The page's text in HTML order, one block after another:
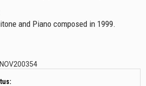
and Piano composed in 1999.
NOV200354